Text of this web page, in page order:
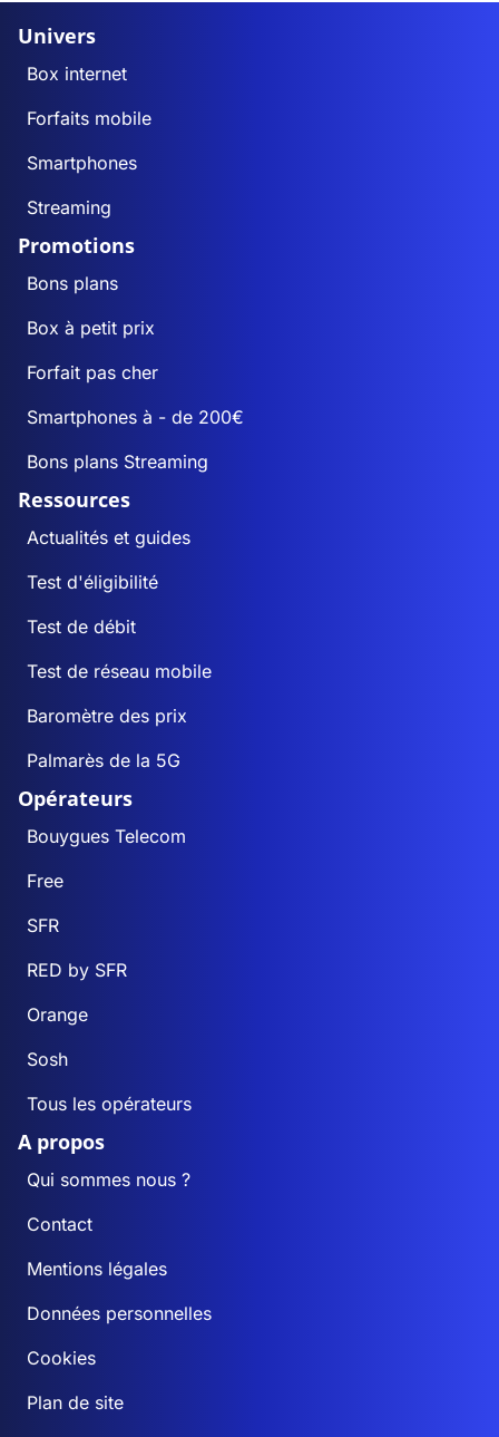
Univers
Box internet
Forfaits mobile
Smartphones
Streaming
Promotions
Bons plans
Box à petit prix
Forfait pas cher
Smartphones à - de 200€
Bons plans Streaming
Ressources
Actualités et guides
Test d'éligibilité
Test de débit
Test de réseau mobile
Baromètre des prix
Palmarès de la 5G
Opérateurs
Bouygues Telecom
Free
SFR
RED by SFR
Orange
Sosh
Tous les opérateurs
A propos
Qui sommes nous ?
Contact
Mentions légales
Données personnelles
Cookies
Plan de site